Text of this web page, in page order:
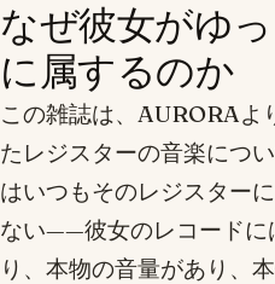
なぜ彼女がゆ
に属するのか
この雑誌は、AURORAよ
たレジスターの音楽につ
はいつもそのレジスター
ない——彼女のレコードに
り、本物の音量があり、